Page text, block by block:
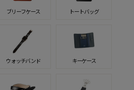
ブリーフケース トートバッグ
ウォッチバンド キーケース